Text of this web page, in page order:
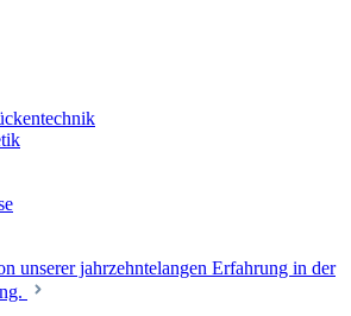
unserer jahrzehntelangen Erfahrung in der